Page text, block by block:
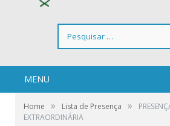
por:
MENU
Home » Lista de Presença »
EXTRAORDINÁRIA